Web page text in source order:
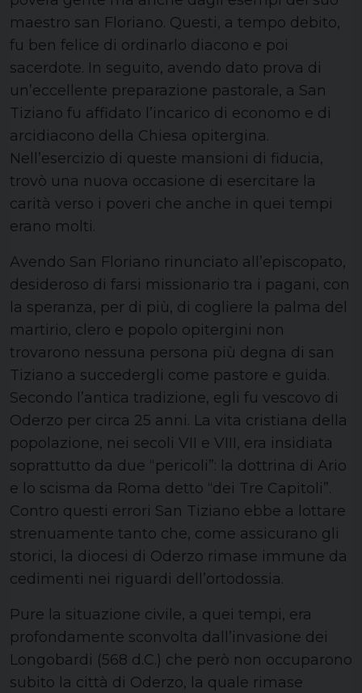
maestro san Floriano. Questi, a tempo debito,
fu ben felice di ordinarlo diacono e poi
sacerdote. In seguito, avendo dato prova di
un’eccellente preparazione pastorale, a San
Tiziano fu affidato l’incarico di economo e di
arcidiacono della Chiesa opitergina.
Nell’esercizio di queste mansioni di fiducia,
trovò una nuova occasione di esercitare la
carità verso i poveri che anche in quei tempi
erano molti.
Avendo San Floriano rinunciato all’episcopato,
desideroso di farsi missionario tra i pagani, con
la speranza, per di più, di cogliere la palma del
martirio, clero e popolo opitergini non
trovarono nessuna persona più degna di san
Tiziano a succedergli come pastore e guida.
Secondo l’antica tradizione, egli fu vescovo di
Oderzo per circa 25 anni. La vita cristiana della
popolazione, nei secoli VII e VIII, era insidiata
soprattutto da due “pericoli”: la dottrina di Ario
e lo scisma da Roma detto “dei Tre Capitoli”.
Contro questi errori San Tiziano ebbe a lottare
strenuamente tanto che, come assicurano gli
storici, la diocesi di Oderzo rimase immune da
cedimenti nei riguardi dell’ortodossia.
Pure la situazione civile, a quei tempi, era
profondamente sconvolta dall’invasione dei
Longobardi (568 d.C.) che però non occuparono
subito la città di Oderzo, la quale rimase